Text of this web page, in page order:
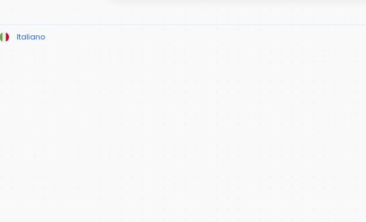
Italiano